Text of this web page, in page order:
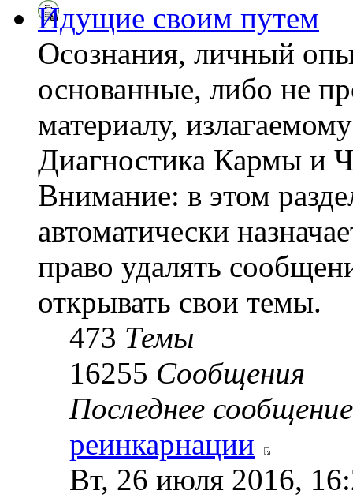
Идущие своим путем
Осознания, личный
основанные, либо не
материалу,
Диагностика Кармы и
Внимание: в этом
автоматически
право удалять
открывать свои темы.
473 Темы
16255 Сообщения
Последнее сообщение
реинкарнации
Вт, 26 июля 2016,